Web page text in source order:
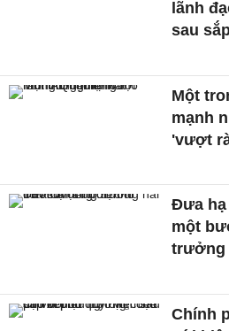
lãnh
sau
Một
mạnh
'vượt
Đưa
một
trưởng
Chính